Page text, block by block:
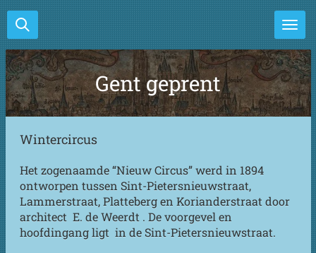
Ga
direct
naar
de
hoofdinhoud
Gent geprent
Wintercircus
Het zogenaamde “Nieuw Circus” werd in 1894
ontworpen tussen Sint-Pietersnieuwstraat,
Lammerstraat, Platteberg en Korianderstraat door
architect E. de Weerdt . De voorgevel en
hoofdingang ligt in de Sint-Pietersnieuwstraat.